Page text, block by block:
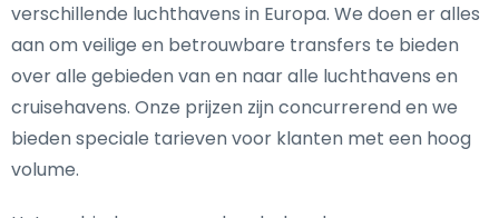
verschillende luchthavens in Europa. We doen er alles
aan om veilige en betrouwbare transfers te bieden
over alle gebieden van en naar alle luchthavens en
cruisehavens. Onze prijzen zijn concurrerend en we
bieden speciale tarieven voor klanten met een hoog
volume.